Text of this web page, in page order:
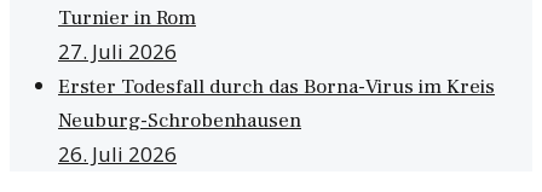
Turnier in Rom
27. Juli 2026
Erster Todesfall durch das Borna-Virus im Kreis
Neuburg-Schrobenhausen
26. Juli 2026